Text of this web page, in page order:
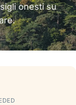
onesti su